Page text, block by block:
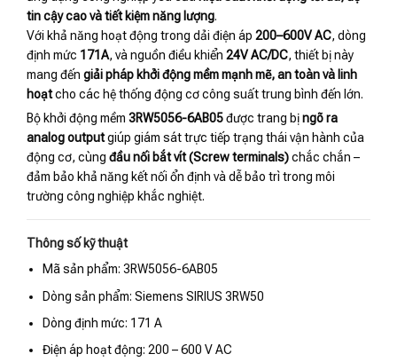
tin cậy cao và tiết kiệm năng lượng.
Với khả năng hoạt động trong dải điện áp 200–600V AC, dòng
định mức 171A, và nguồn điều khiển 24V AC/DC, thiết bị này
mang đến giải pháp khởi động mềm mạnh mẽ, an toàn và linh
hoạtcho các hệ thống động cơ công suất trung bình đến lớn.
Bộ khởi động mềm 3RW5056-6AB05được trang bịngõ ra
analog outputgiúp giám sát trực tiếp trạng thái vận hành của
động cơ, cùng đầu nối bắt vít (Screw terminals)chắc chắn –
đảm bảo khả năng kết nối ổn định và dễ bảo trì trong môi
trường công nghiệp khắc nghiệt.
Thông số kỹ thuật
Mã sản phẩm: 3RW5056-6AB05
Dòng sản phẩm: Siemens SIRIUS 3RW50
Dòng định mức: 171 A
Điện áp hoạt động: 200 – 600 V AC